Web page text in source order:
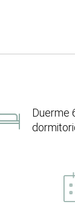
Duerme